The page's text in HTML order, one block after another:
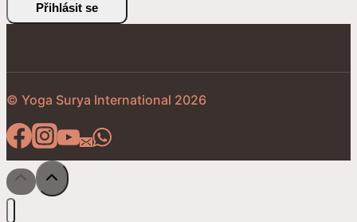
Přihlásit se
© Yoga Surya International 2026